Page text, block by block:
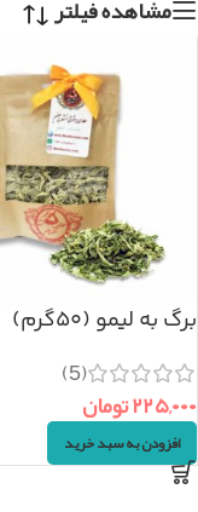
مشاهده فیلتر
برگ به لیمو (۵۰گرم)
(5)
۲۲۵,۰۰۰تومان
افزودن به سبد خرید